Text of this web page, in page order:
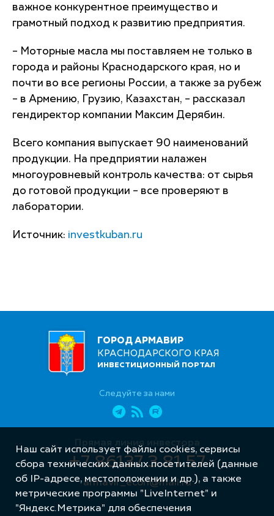
важное конкурентное преимущество и
грамотный подход к развитию предприятия.
– Моторные масла мы поставляем не только в
города и районы Краснодарского края, но и
почти во все регионы России, а также за рубеж
– в Армению, Грузию, Казахстан, – рассказал
гендиректор компании Максим Дерябин.
Всего компания выпускает 90 наименований
продукции. На предприятии налажен
многоуровневый контроль качества: от сырья
до готовой продукции – все проверяют в
лаборатории.
Источник: investkuban.ru
ГОРОД АРМАВИР
КРАСНОДАРСКОГО КРАЯ
ИНВЕСТИЦИОННЫЙ ПОРТАЛ
Следуйте за нами
Прямая линия инвестора
+7 86137 3 81 57
armavir_econ@mail.ru
Наш сайт использует файлы cookies, сервисы
сбора технических данных посетителей (данные
об IP-адресе, местоположении и др.), а также
метрические программы "LiveInternet" и
"Яндекс.Метрика" для обеспечения